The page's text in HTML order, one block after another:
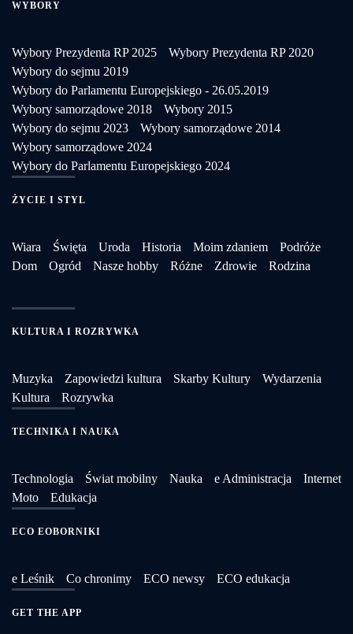
WYBORY
Wybory Prezydenta RP 2025
Wybory Prezydenta RP 2020
Wybory do sejmu 2019
Wybory do Parlamentu Europejskiego - 26.05.2019
Wybory samorządowe 2018
Wybory 2015
Wybory do sejmu 2023
Wybory samorządowe 2014
Wybory samorządowe 2024
Wybory do Parlamentu Europejskiego 2024
ŻYCIE I STYL
Wiara Święta Uroda Historia Moim zdaniem
Podróże
Dom
Ogród Nasze hobby Różne Zdrowie Rodzina
KULTURA I ROZRYWKA
Muzyka Zapowiedzi kultura Skarby Kultury
Wydarzenia
Kultura
Rozrywka
TECHNIKA I NAUKA
Technologia Świat mobilny Nauka e Administracja
Internet
Moto
Edukacja
ECO EOBORNIKI
e Leśnik Co chronimy ECO newsy ECO edukacja
GET THE APP